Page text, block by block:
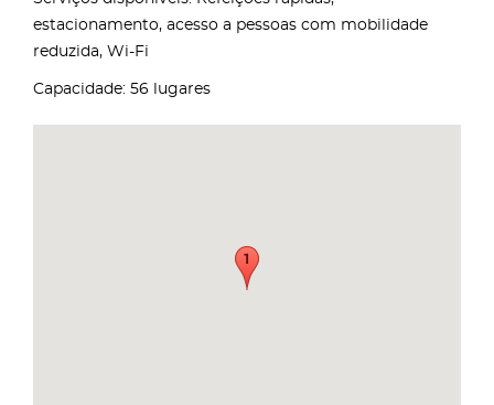
estacionamento, acesso a pessoas com mobilidade
reduzida, Wi-Fi
Capacidade: 56 lugares